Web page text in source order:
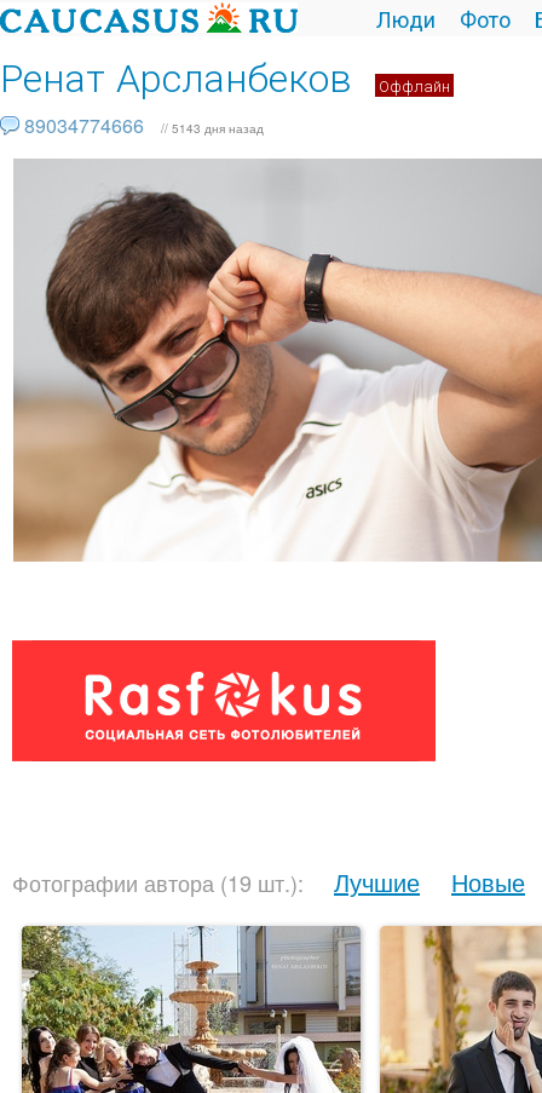
Люди Фото
Ренат Арсланбеков Оффлайн
89034774666 // 5143 дня назад
Фотографии автора (19 шт.): Лучшие Новые